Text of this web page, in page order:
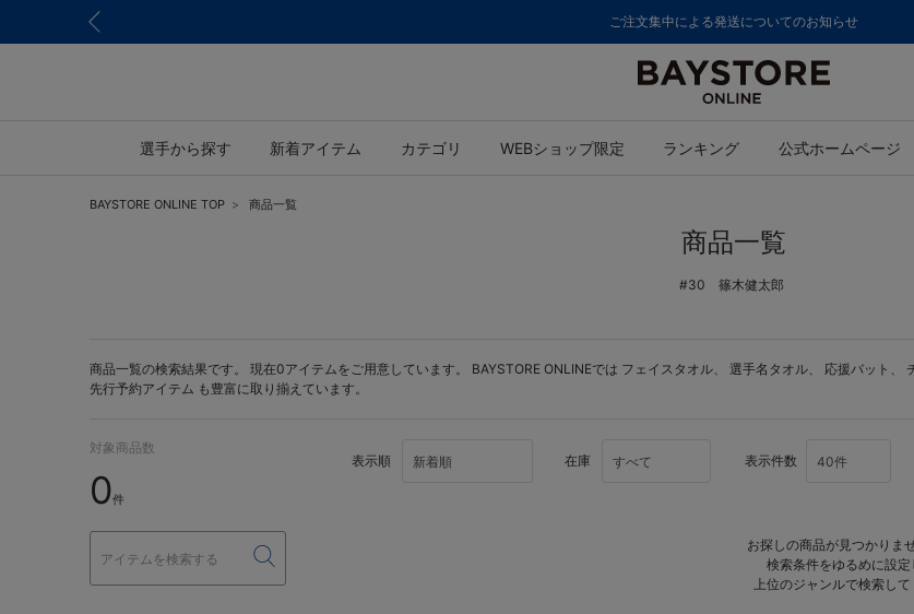
ご注文集中による発送についてのお知らせ
選手から探す 新着アイテム カテゴリ WEBショップ限定 ランキング 公式ホームページ
BAYSTORE ONLINE TOP 商品一覧
商品一覧
#30 篠木健太郎
商品一覧の検索結果です。 現在0アイテムをご用意しています。 BAYSTORE ONLINEでは フェイスタオル、 選手名タオル、 応援バット 、
先行予約アイテム も豊富に取り揃えています。
対象商品数
0件
表示順 在庫 表示件数
お探しの商品が見つかりま
検索条件をゆるめに設定
上位のジャンルで検索して